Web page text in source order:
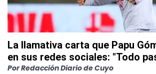
La llamativa carta que Papu
en sus redes sociales: "Todo
PorRedacción Diario de Cuyo